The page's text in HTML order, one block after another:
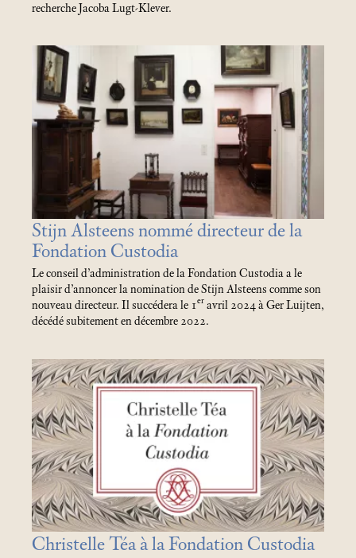
recherche Jacoba Lugt-Klever.
Stijn Alsteens nommé directeur de la
Fondation Custodia
Le conseil d’administration de la Fondation Custodia a le
plaisir d’annoncer la nomination de Stijn Alsteens comme son
nouveau directeur. Il succédera le 1er avril 2024 à Ger Luijten,
décédé subitement en décembre 2022.
Christelle Téa à la Fondation Custodia